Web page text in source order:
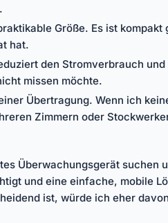
Größe. Es ist
hat.
den Stromverbrauch
missen möchte.
Übertragung. Wenn ich
Zimmern oder
Überwachungsgerät
und eine einfache, mobile
ist, würde ich eher